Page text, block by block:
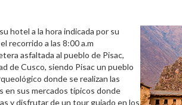
hotel a la hora indicada por su
recorrido a las 8:00 a.m
asfaltada al pueblo de Pisac,
de Cusco, siendo Pisac un pueblo
donde se realizan las
en sus mercados típicos donde
y disfrutar de un tour guiado en los